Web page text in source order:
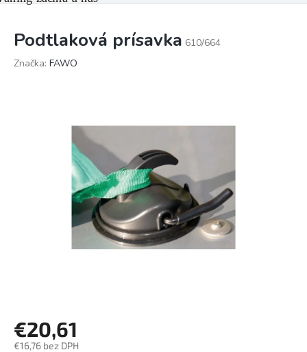
Podtlaková prísavka 610/664
Značka: FAWO
€20,61
€16,76 bez DPH